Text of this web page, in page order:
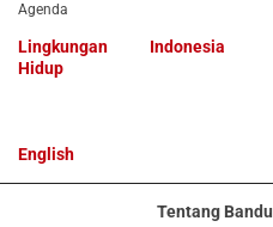
Agenda
Lingkungan
Hidup
Indonesia
English
Tentang